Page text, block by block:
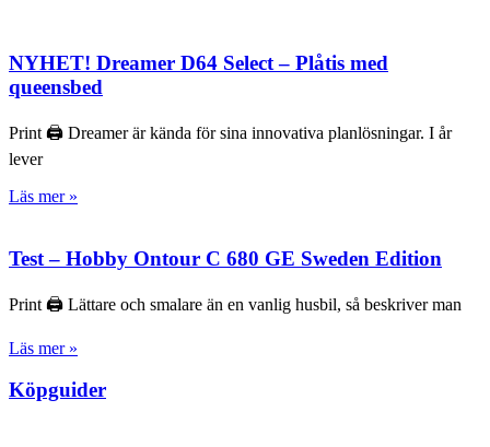
NYHET! Dreamer D64 Select – Plåtis med
queensbed
Print 🖨 Dreamer är kända för sina innovativa planlösningar. I år
lever
Läs mer »
Test – Hobby Ontour C 680 GE Sweden Edition
Print 🖨 Lättare och smalare än en vanlig husbil, så beskriver man
Läs mer »
Köpguider